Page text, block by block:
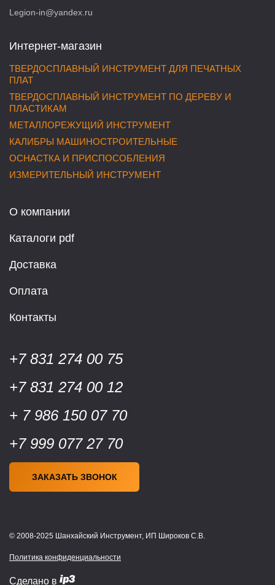
Legion-in@yandex.ru
Интернет-магазин
ТВЕРДОСПЛАВНЫЙ ИНСТРУМЕНТ ДЛЯ ПЕЧАТНЫХ
ПЛАТ
ТВЕРДОСПЛАВНЫЙ ИНСТРУМЕНТ ПО ДЕРЕВУ И
ПЛАСТИКАМ
МЕТАЛЛОРЕЖУЩИЙ ИНСТРУМЕНТ
КАЛИБРЫ МАШИНОСТРОИТЕЛЬНЫЕ
ОСНАСТКА И ПРИСПОСОБЛЕНИЯ
ИЗМЕРИТЕЛЬНЫЙ ИНСТРУМЕНТ
О компании
Каталоги pdf
Доставка
Оплата
Контакты
+7 831 274 00 75
+7 831 274 00 12
+ 7 986 150 07 70
+7 999 077 27 70
ЗАКАЗАТЬ ЗВОНОК
© 2008-2025 Шанхайский Инструмент, ИП Широков С.В.
Политика конфиденциальности
Сделано в